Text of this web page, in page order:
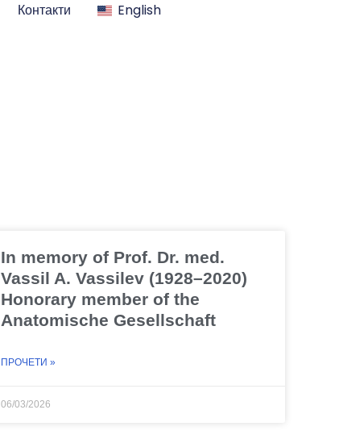
Контакти English
In memory of Prof. Dr. med.
Vassil A. Vassilev (1928–2020)
Honorary member of the
Anatomische Gesellschaft
ПРОЧЕТИ »
06/03/2026